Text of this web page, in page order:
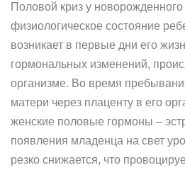
Половой криз у новорожденного
физиологическое состояние
возникает в первые дни его
гормональных изменений,
организме. Во время
матери через плаценту в его
женские половые гормоны –
появления младенца на свет
резко снижается, что